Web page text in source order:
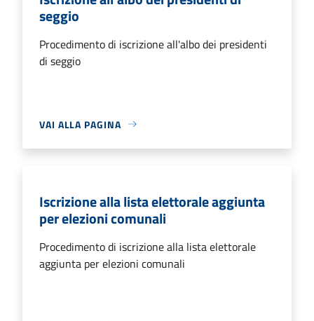
seggio
Procedimento di iscrizione all'albo dei presidenti
di seggio
VAI ALLA PAGINA
Iscrizione alla lista elettorale aggiunta
per elezioni comunali
Procedimento di iscrizione alla lista elettorale
aggiunta per elezioni comunali